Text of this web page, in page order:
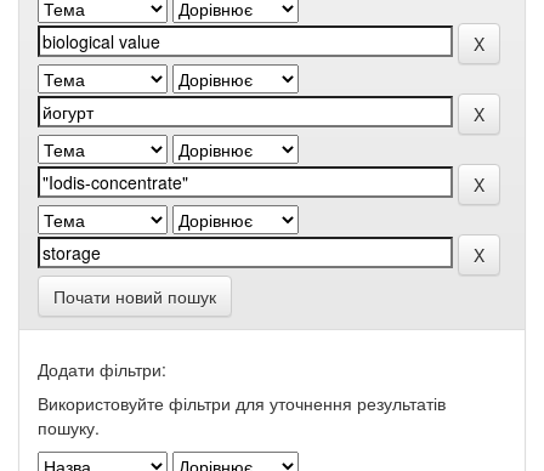
Почати новий пошук
Додати фільтри:
Використовуйте фільтри для уточнення результатів
пошуку.